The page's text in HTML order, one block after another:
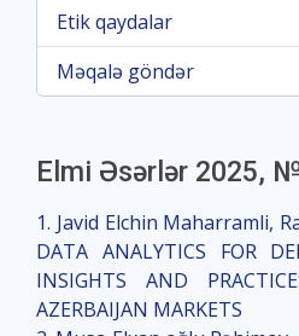
Etik qaydalar
Məqalə göndər
Elmi Əsərlər 2025,
1. Javid Elchin Maharramli,
DATA ANALYTICS FOR
INSIGHTS AND
AZERBAIJAN MARKETS